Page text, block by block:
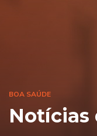
BOA SAÚDE
Notícias